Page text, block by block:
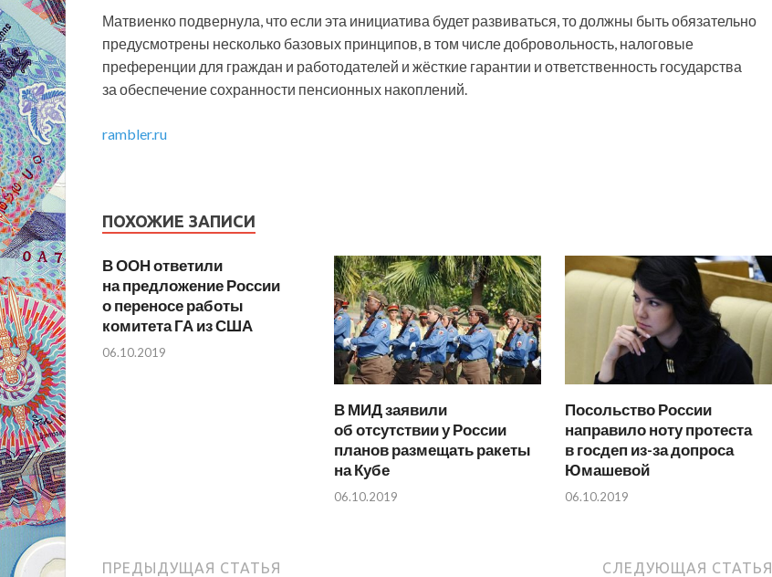
Матвиенко подвернула, что если эта инициатива будет развиваться, то должны быть обязательно
предусмотрены несколько базовых принципов, в том числе добровольность, налоговые
преференции для граждан и работодателей и жёсткие гарантии и ответственность государства
за обеспечение сохранности пенсионных накоплений.
rambler.ru
ПОХОЖИЕ ЗАПИСИ
В ООН ответили
на предложение России
о переносе работы
комитета ГА из США
06.10.2019
В МИД заявили
об отсутствии у России
планов размещать ракеты
на Кубе
06.10.2019
Посольство России
направило ноту протеста
в госдеп из-за допроса
Юмашевой
06.10.2019
ПРЕДЫДУЩАЯ СТАТЬЯ СЛЕДУЮЩАЯ СТАТЬЯ